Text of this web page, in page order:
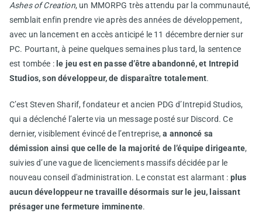
Ashes of Creation, un MMORPG très attendu par la communauté,
semblait enfin prendre vie après des années de développement,
avec un lancement en accès anticipé le 11 décembre dernier sur
PC. Pourtant, à peine quelques semaines plus tard, la sentence
est tombée : le jeu est en passe d’être abandonné, et Intrepid
Studios, son développeur, de disparaître totalement.
C’est Steven Sharif, fondateur et ancien PDG d’Intrepid Studios,
qui a déclenché l’alerte via un message posté sur Discord. Ce
dernier, visiblement évincé de l’entreprise,a annoncé sa
démission ainsi que celle de la majorité de l’équipe dirigeante,
suivies d’une vague de licenciements massifs décidée par le
nouveau conseil d'administration. Le constat est alarmant : plus
aucun développeur ne travaille désormais sur le jeu, laissant
présager une fermeture imminente.